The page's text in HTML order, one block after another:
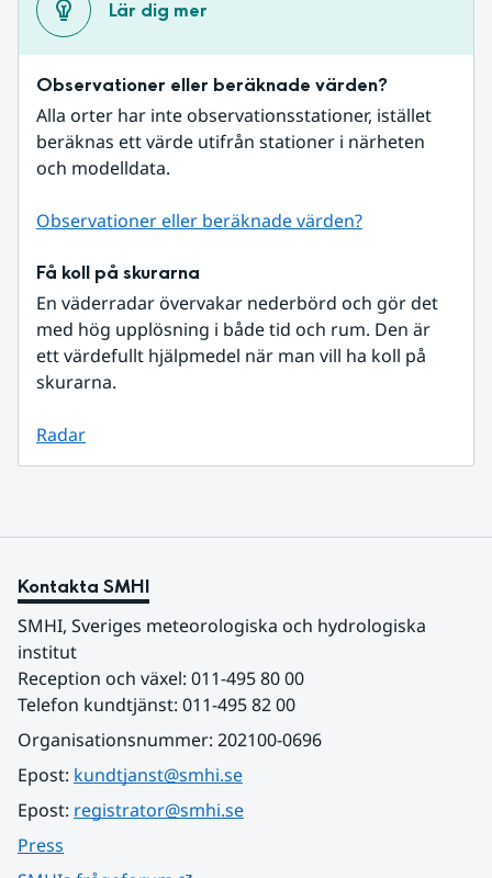
Lär dig mer
Observationer eller beräknade värden?
Alla orter har inte observationsstationer, istället
beräknas ett värde utifrån stationer i närheten
och modelldata.
Observationer eller beräknade värden?
Få koll på skurarna
En väderradar övervakar nederbörd och gör det
med hög upplösning i både tid och rum. Den är
ett värdefullt hjälpmedel när man vill ha koll på
skurarna.
Radar
Kontakta SMHI
SMHI, Sveriges meteorologiska och hydrologiska
institut
Reception och växel: 011-495 80 00
Telefon kundtjänst: 011-495 82 00
Organisationsnummer: 202100-0696
Epost: kundtjanst@smhi.se
Epost: registrator@smhi.se
Press